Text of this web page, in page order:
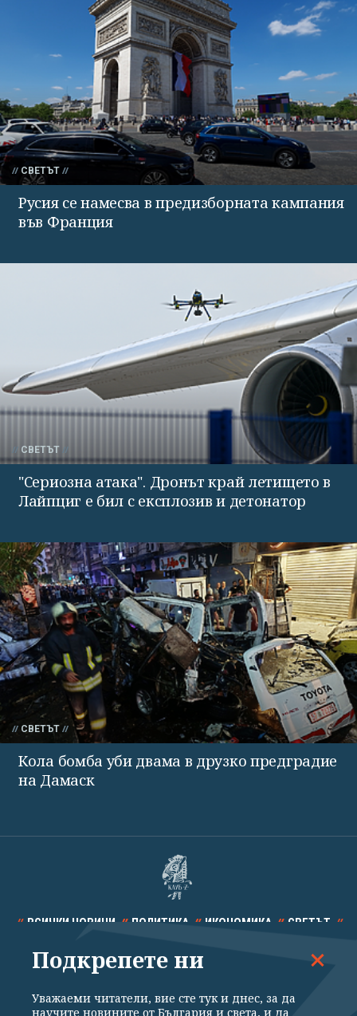
СВЕТЪТ
Русия се намесва в предизборната кампания
във Франция
СВЕТЪТ
"Сериозна атака". Дронът край летището в
Лайпциг е бил с експлозив и детонатор
СВЕТЪТ
Кола бомба уби двама в друзко предградие
на Дамаск
ВСИЧКИ НОВИНИ ПОЛИТИКА ИКОНОМИКА СВЕТЪТ
СПОРТ КУЛТУРА ТЕХНОЛОГИИ КАЛЕЙДОСКОП
Подкрепете ни
Уважаеми читатели, вие сте тук и днес, за да
научите новините от България и света, и да